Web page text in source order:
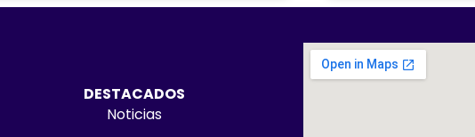
DESTACADOS
Noticias